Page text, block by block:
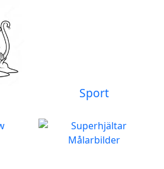
Sport